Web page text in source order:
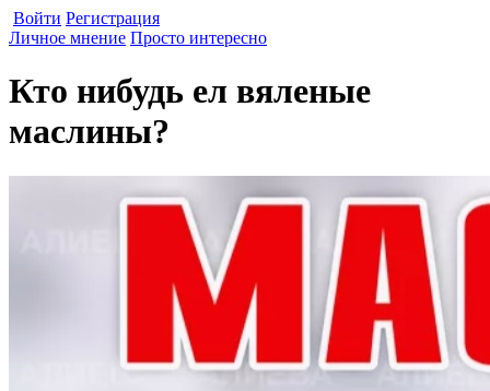
Войти Регистрация
Личное мнение Просто интересно
Кто нибудь ел вяленые
маслины?